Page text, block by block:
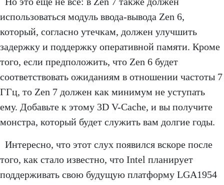
использоваться модуль ввода-вывода Zen 6,
который, согласно утечкам, должен улучшить
задержку и поддержку оперативной памяти. Кроме
того, если предположить, что Zen 6 будет
соответствовать ожиданиям в отношении частоты 7
ГГц, то Zen 7 должен как минимум не уступать
ему. Добавьте к этому 3D V-Cache, и вы получите
монстра, который будет служить вам долгие годы.
Интересно, что этот слух появился вскоре после
того, как стало известно, что Intel планирует
поддерживать свою будущую платформу LGA1954